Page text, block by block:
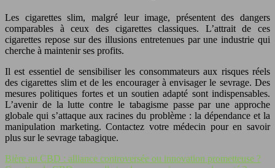
Les cigarettes slim, malgré leur image, présentent des dangers
comparables à ceux des cigarettes classiques. L’attrait de ces
cigarettes repose sur des illusions entretenues par une industrie qui
cherche à maintenir ses profits.
Il est essentiel de sensibiliser les consommateurs aux risques réels
des cigarettes slim et de les encourager à envisager le sevrage. Des
mesures politiques fortes et un soutien adapté sont indispensables.
L’avenir de la lutte contre le tabagisme passe par une approche
globale qui s’attaque aux racines du problème : la dépendance et la
manipulation marketing. Contactez votre médecin pour en savoir
plus sur le sevrage tabagique.
Bière au CBD : alliance controversée ou innovation prometteuse ?